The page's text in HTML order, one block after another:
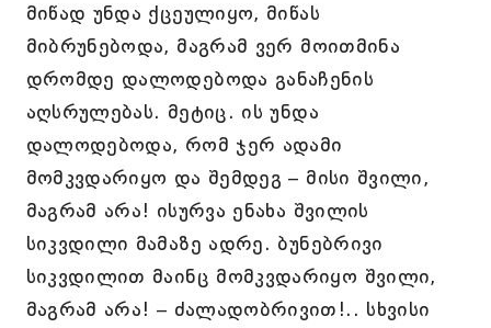
მიწად უნდა ქცეულიყო, მიწას
მიბრუნებოდა, მაგრამ ვერ მოითმინა
დრომდე დალოდებოდა განაჩენის
აღსრულებას. მეტიც. ის უნდა
დალოდებოდა, რომ ჯერ ადამი
მომკვდარიყო და შემდეგ – მისი შვილი,
მაგრამ არა! ისურვა ენახა შვილის
სიკვდილი მამაზე ადრე. ბუნებრივი
სიკვდილით მაინც მომკვდარიყო შვილი,
მაგრამ არა! – ძალადობრივით!.. სხვისი